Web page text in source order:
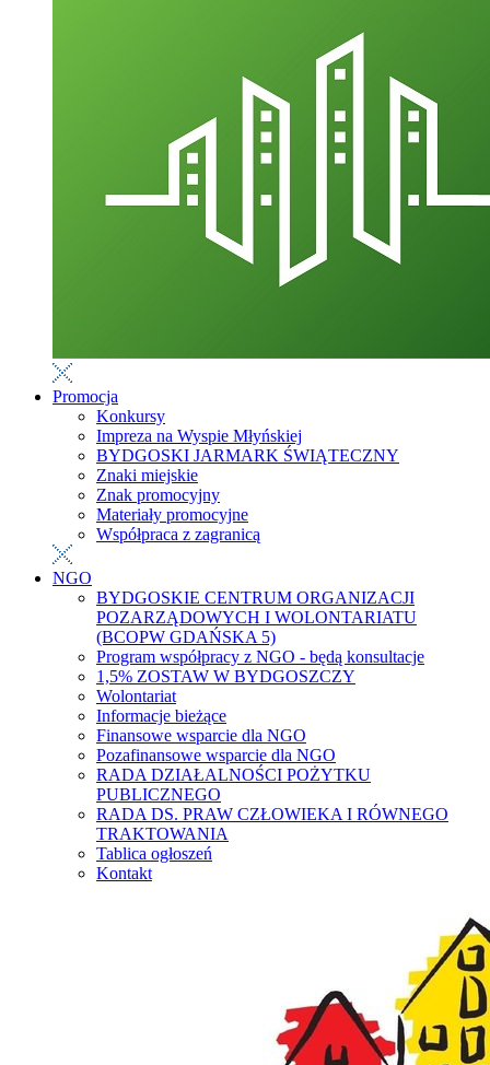
Promocja
Konkursy
Impreza na Wyspie Młyńskiej
BYDGOSKI JARMARK ŚWIĄTECZNY
Znaki miejskie
Znak promocyjny
Materiały promocyjne
Współpraca z zagranicą
NGO
BYDGOSKIE CENTRUM ORGANIZACJI
POZARZĄDOWYCH I WOLONTARIATU
(BCOPW GDAŃSKA 5)
Program współpracy z NGO - będą konsultacje
1,5% ZOSTAW W BYDGOSZCZY
Wolontariat
Informacje bieżące
Finansowe wsparcie dla NGO
Pozafinansowe wsparcie dla NGO
RADA DZIAŁALNOŚCI POŻYTKU
PUBLICZNEGO
RADA DS. PRAW CZŁOWIEKA I RÓWNEGO
TRAKTOWANIA
Tablica ogłoszeń
Kontakt